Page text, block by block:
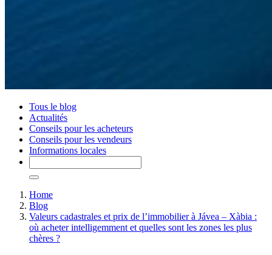
Tous le blog
Actualités
Conseils pour les acheteurs
Conseils pour les vendeurs
Informations locales
Home
Blog
Valeurs cadastrales et prix de l’immobilier à Jávea – Xàbia :
où acheter intelligemment et quelles sont les zones les plus
chères ?